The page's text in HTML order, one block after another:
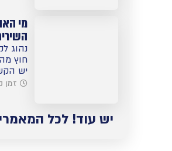
מי
נהוג
חוץ
יש
זמן
יש עוד! לכל